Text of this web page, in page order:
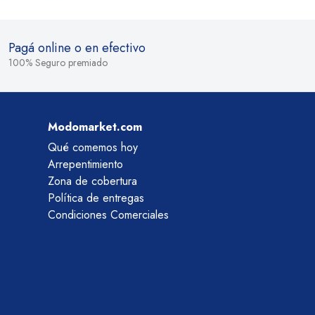
Pagá online o en efectivo
100% Seguro premiado
Modomarket.com
Qué comemos hoy
Arrepentimiento
Zona de cobertura
Política de entregas
Condiciones Comerciales